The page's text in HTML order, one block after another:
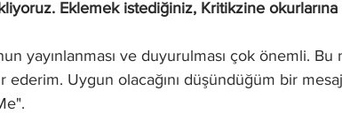
Eklemek istediğiniz, Kritikzine
yayınlanması ve duyurulması çok önemli. Bu
Uygun olacağını düşündüğüm bir